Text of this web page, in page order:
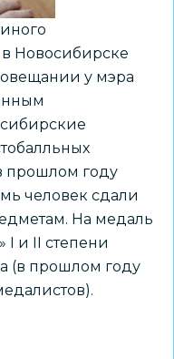
в Новосибирске
у мэра
прошлом году
человек сдали
На медаль
I и II степени
(в прошлом году